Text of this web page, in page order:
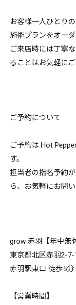
お客様一人ひとり
施術プランをオー
ご来店時には丁寧
ることはお気軽にご
ご予約について
ご予約は Hot
す。
担当者の指名予約
ら、お気軽にお問
grow 赤羽【年中無
東京都北区赤羽2-7-
赤羽駅東口 徒歩5
【営業時間】